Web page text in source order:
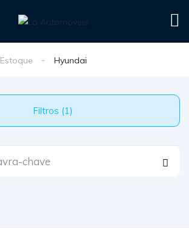
Estoque Hyundai
Filtros (1)